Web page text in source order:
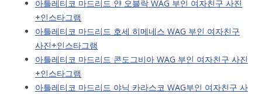
아틀레티코 마드리드 얀 오블락 WAG 부인 여자친구 사진
+인스타그램
아틀레티코 마드리드 호세 히메네스 WAG 부인 여자친구
사진+인스타그램
아틀레티코 마드리드 콘도그비아 WAG 부인 여자친구 사진
+인스타그램
아틀레티코 마드리드 야닉 카라스코 WAG부인 여자친구 사